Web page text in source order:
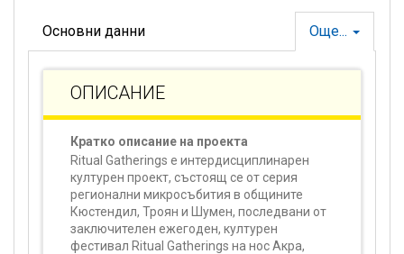
Още...
Основни данни
ОПИСАНИЕ
Кратко описание на проекта
Ritual Gatherings е интердисциплинарен
културен проект, състоящ се от серия
регионални микросъбития в общините
Кюстендил, Троян и Шумен, последвани от
заключителен ежегоден, културен
фестивал Ritual Gatherings на нос Акра,